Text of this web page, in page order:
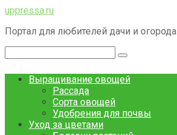
Перейти
контенту
uppressa.ru
Портал для любителей дачи и огорода
Выращивание овощей
Рассада
Сорта овощей
Удобрения для почвы
Уход за цветами